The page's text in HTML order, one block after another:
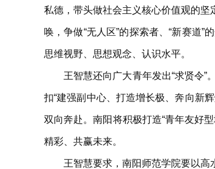
私德，带头做社会主义核心价值观的
唤，争做“无人区”的探索者、“新赛道
思维视野、思想观念、认识水平。
王智慧还向广大青年发出“求贤令
扣“建强副中心、打造增长极、奔向新
双向奔赴。南阳将积极打造“青年友好
精彩、共赢未来。
王智慧要求，南阳师范学院要以